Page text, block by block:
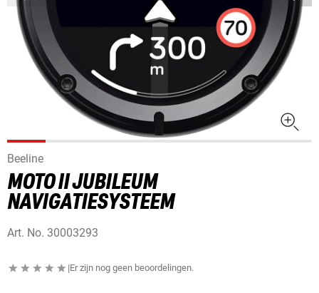
Beeline
MOTO II JUBILEUM
NAVIGATIESYSTEEM
Art. No. 30003293
|Er zijn nog geen beoordelingen.